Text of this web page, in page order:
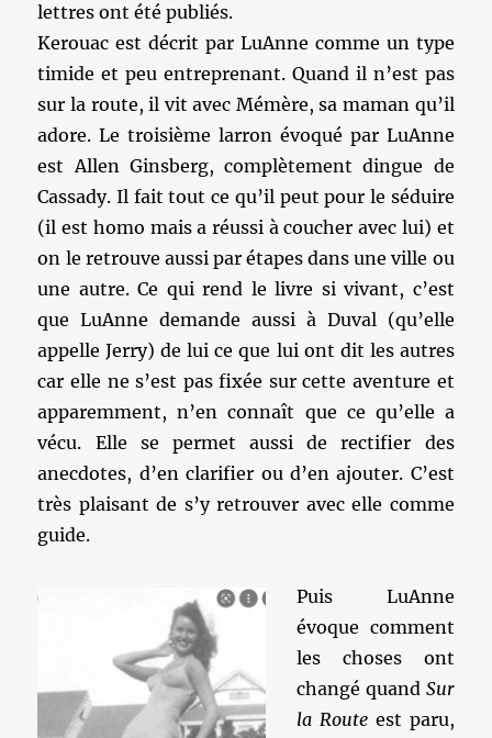
lettres ont été publiés.
Kerouac est décrit par LuAnne comme un type
timide et peu entreprenant. Quand il n’est pas
sur la route, il vit avec Mémère, sa maman qu’il
adore. Le troisième larron évoqué par LuAnne
est Allen Ginsberg, complètement dingue de
Cassady. Il fait tout ce qu’il peut pour le séduire
(il est homo mais a réussi à coucher avec lui) et
on le retrouve aussi par étapes dans une ville ou
une autre. Ce qui rend le livre si vivant, c’est
que LuAnne demande aussi à Duval (qu’elle
appelle Jerry) de lui ce que lui ont dit les autres
car elle ne s’est pas fixée sur cette aventure et
apparemment, n’en connaît que ce qu’elle a
vécu. Elle se permet aussi de rectifier des
anecdotes, d’en clarifier ou d’en ajouter. C’est
très plaisant de s’y retrouver avec elle comme
guide.
Puis LuAnne
évoque comment
les choses ont
changé quand Sur
la Route est paru,